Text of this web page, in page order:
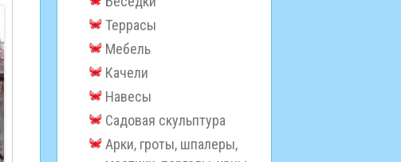
Террасы
Мебель
Качели
Навесы
Садовая скульптура
Арки, гроты, шпалеры,